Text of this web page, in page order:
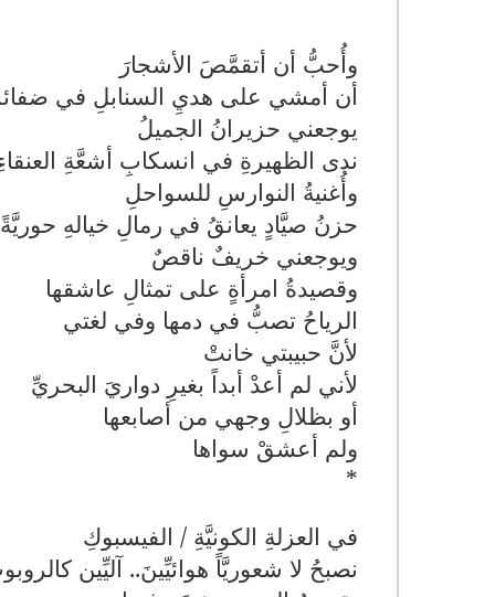
وأُحبُّ أن أتقمَّصَ الأشجارَ
أن أمشي على هديِ السنابلِ في
يوجعني حزيرانُ الجميلُ
ندى الظهيرةِ في انسكابِ أشعَّةِ
وأُغنيةُ النوارسِ للسواحلِ
حزنُ صيَّادٍ يعانقُ في رمالِ خيالهِ
ويوجعني خريفٌ ناقصٌ
وقصيدةُ امرأةٍ على تمثالِ عاشقها
الرياحُ تصبُّ في دمها وفي لغتي
لأنَّ حبيبتي خانتْ
لأني لم أعدْ أبداً بغيرِ دواريَ البحريِّ
أو بظلالِ وجهي من أصابعها
ولم أعشقْ سواها
*
في العزلةِ الكونيَّةِ / الفيسبوكِ
نصبحُ لا شعوريَّاً هوائيِّينَ.. آليِّين